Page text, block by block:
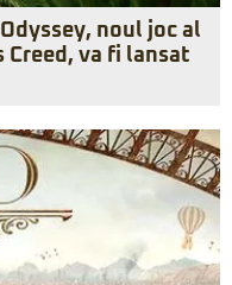
noul joc al
Creed, va fi lansat